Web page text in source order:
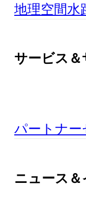
地理空間水
サービス＆
パートナー
ニュース＆